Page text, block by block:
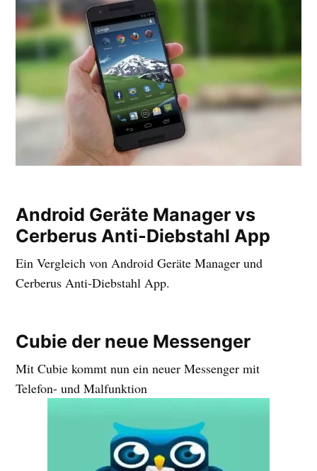
Android Geräte Manager vs
Cerberus Anti-Diebstahl App
Ein Vergleich von Android Geräte Manager und
Cerberus Anti-Diebstahl App.
Cubie der neue Messenger
Mit Cubie kommt nun ein neuer Messenger mit
Telefon- und Malfunktion